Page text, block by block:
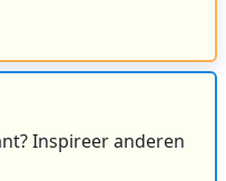
Inspireer anderen